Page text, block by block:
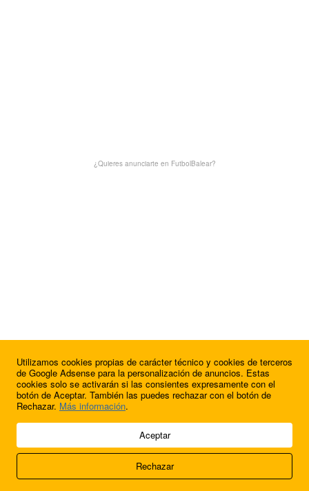
¿Quieres anunciarte en FutbolBalear?
¿Quieres anunciarte en FutbolBalear?
© 2009 - 2026 Soluciones Corporativas IP, SL.
Acerca de nosotros
FútbolBalear
Utilizamos cookies propias de carácter técnico y cookies de terceros
de Google Adsense para la personalización de anuncios. Estas
cookies solo se activarán si las consientes expresamente con el
botón de Aceptar. También las puedes rechazar con el botón de
Rechazar. Más información.
Aceptar
Rechazar